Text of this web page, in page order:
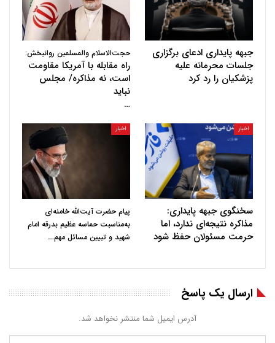
جبهه پایداری ادعای برگزاری
جلسات محرمانه علیه
پزشکیان را رد کرد
حجت‌الاسلام والمسلمین روانبخش:
راه مقابله با آمریکا مقاومت
است، نه مذاکره/ مجلس
نباید
…
اخبار
سخنگوی جبهه پایداری:
مذاکره نتیجه‌ای ندارد، اما
حرمت مسئولان حفظ شود
اخبار
پیام حضرت آیت‌الله خامنه‌ای
به‌مناسبت حماسه عظیم بدرقه امام
شهید و تبیین مسائل مهم…
ارسال یک پاسخ
آدرس ایمیل شما منتشر نخواهد شد.